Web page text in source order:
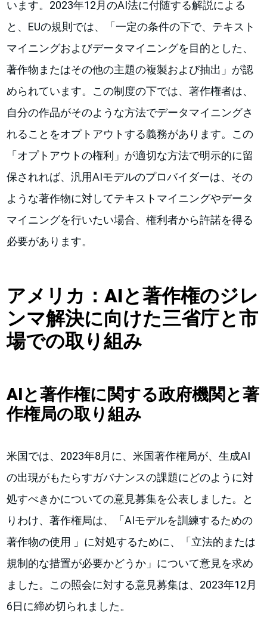
います。2023年12月のAI法に付随する解説による
と、EUの規則では、「一定の条件の下で、テキスト
マイニングおよびデータマイニングを目的とした、
著作物またはその他の主題の複製および抽出」が認
められています。この制度の下では、著作権者は、
自分の作品がそのような方法でデータマイニングさ
れることをオプトアウトする義務があります。この
「オプトアウトの権利」が適切な方法で明示的に留
保されれば、汎用AIモデルのプロバイダーは、その
ような著作物に対してテキストマイニングやデータ
マイニングを行いたい場合、権利者から許諾を得る
必要があります。
アメリカ：AIと著作権のジレ
ンマ解決に向けた三省庁と市
場での取り組み
AIと著作権に関する政府機関と著
作権局の取り組み
米国では、2023年8月に、米国著作権局が、生成AI
の出現がもたらすガバナンスの課題にどのように対
処すべきかについての意見募集を公表しました。と
りわけ、著作権局は、「AIモデルを訓練するための
著作物の使用 」に対処するために、「立法的または
規制的な措置が必要かどうか」について意見を求め
ました。この照会に対する意見募集は、2023年12月
6日に締め切られました。